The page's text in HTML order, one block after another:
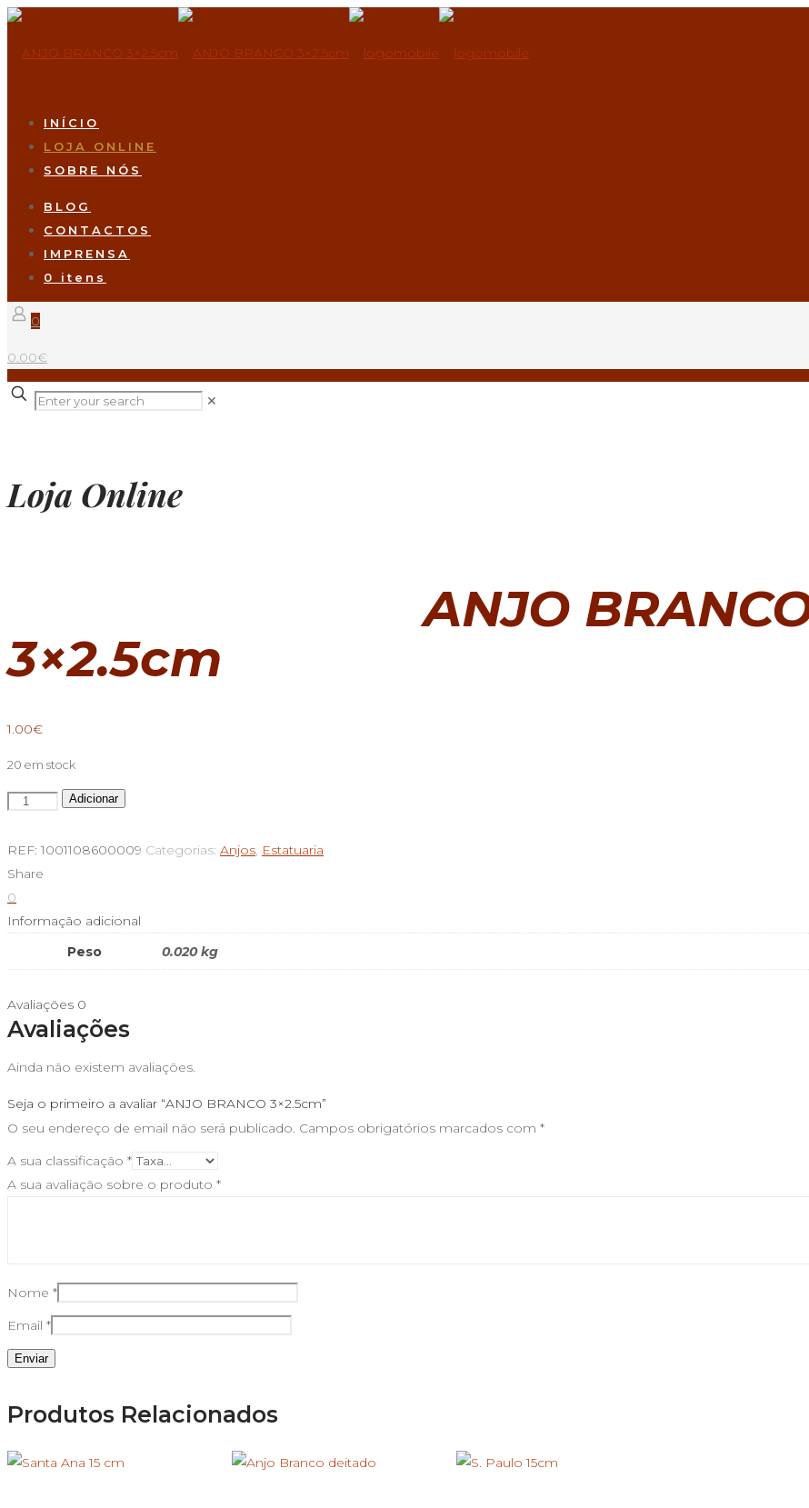
INÍCIO
LOJA ONLINE
SOBRE NÓS
BLOG
CONTACTOS
IMPRENSA
0 itens
0
0.00€
✕
Loja Online
ANJO
3×2.5cm
1.00€
20 em stock
Quantidade
ANJO
BRANCO
3x2.5cm
Adicionar
REF:1001108600009 Categorias: Anjos, Estatuaria
Share
0
Informação adicional
Peso
0.020 kg
Avaliações 0
Avaliações
Ainda não existem avaliações.
Seja o primeiro a avaliar “ANJO BRANCO 3×2.5cm”
O seu endereço de email não será publicado. Campos obrigatórios marcados com *
A sua classificação *
A sua avaliação sobre o produto *
Nome *
Email *
Produtos Relacionados